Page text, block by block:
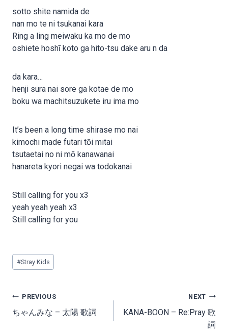
sotto shite namida de
nan mo te ni tsukanai kara
Ring a ling meiwaku ka mo de mo
oshiete hoshī koto ga hito-tsu dake aru n da
da kara…
henji sura nai sore ga kotae de mo
boku wa machitsuzukete iru ima mo
It’s been a long time shirase mo nai
kimochi made futari tōi mitai
tsutaetai no ni mō kanawanai
hanareta kyori negai wa todokanai
Still calling for you x3
yeah yeah yeah x3
Still calling for you
Post
Tags:
#Stray Kids
Post
navigation
PREVIOUS
ちゃんみな – 太陽 歌詞
NEXT
KANA-BOON – Re:Pray 歌
詞